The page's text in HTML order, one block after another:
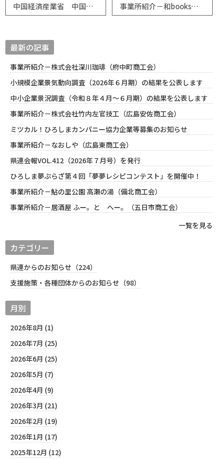
中国経済産業省 中国地域の建設業者等を対象としたセミナーのご案内
事業所紹介－和books（祇園町商工会）
最新の記事
事業所紹介－株式会社深川珈琲（府中町商工会）
小規模企業景気動向調査（2026年６月期）の結果を公表します
中小企業景況調査（令和８年４月～６月期）の結果を公表します
事業所紹介－株式会社竹内左官技工（広島安佐商工会）
ミツカル！ひろしまカンパニー協力企業等募集のお知らせ
事業所紹介－なおしや（広島東商工会）
県連会報VOL.412（2026年７月号）を発行
ひろしま夢ぷらざ第４回「夢夢レシピコンテスト」を開催中！
事業所紹介－鮎の里公園 高瀬の湯（備北商工会）
事業所紹介－居酒屋 ふー。と へー。（五日市商工会）
一覧を見る
カテゴリー
県連からのお知らせ（224）
支援施策・各種団体からのお知らせ（98）
月別
2026年8月 (1)
2026年7月 (25)
2026年6月 (25)
2026年5月 (7)
2026年4月 (9)
2026年3月 (21)
2026年2月 (19)
2026年1月 (17)
2025年12月 (12)